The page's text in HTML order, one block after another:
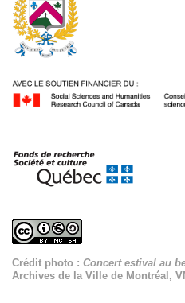
Crédit photo : Concert estival au
Archives de la Ville de Montréal,